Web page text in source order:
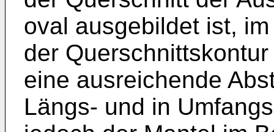
oval ausgebildet ist,
der
eine ausreichende
Längs- und in